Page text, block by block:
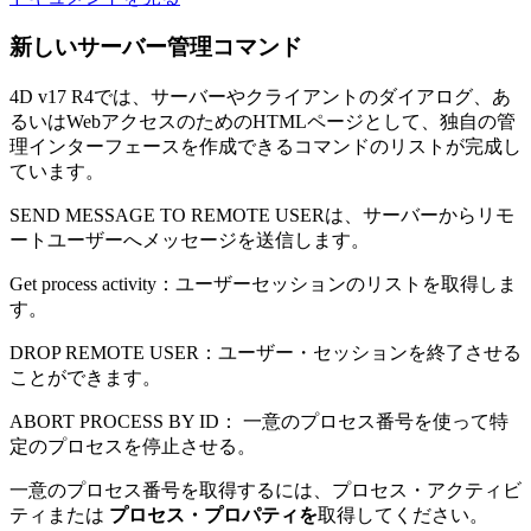
新しいサーバー管理コマンド
4D v17 R4では、サーバーやクライアントのダイアログ、あ
るいはWebアクセスのためのHTMLページとして、独自の管
理インターフェースを作成できるコマンドのリストが完成し
ています。
SEND MESSAGE TO REMOTE USERは 、サーバーからリモ
ートユーザーへメッセージを送信します。
Get process activity ：ユーザーセッションのリストを取得しま
す。
DROP REMOTE USER：ユーザー・セッションを終了させる
ことができます。
ABORT PROCESS BY ID ： 一意のプロセス番号を使って特
定のプロセスを停止させる。
一意のプロセス番号を取得するには、 プロセス・アクティビ
ティ または プロセス・プロパティを取得してください。